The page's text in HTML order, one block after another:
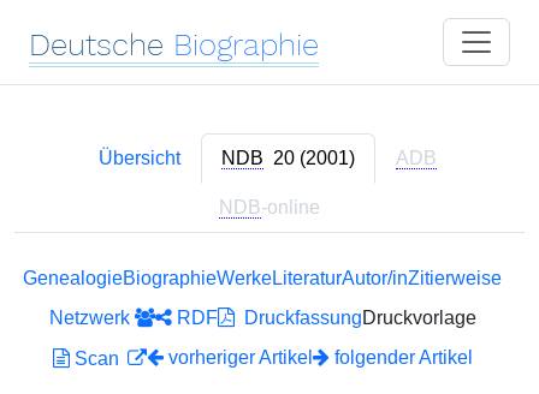
Deutsche Biographie
Übersicht NDB 20 (2001) ADB
NDB-online
GenealogieBiographieWerkeLiteraturAutor/inZitierweise
Netzwerk
RDF DruckfassungDruckvorlage
Scan
vorheriger Artikel folgender Artikel